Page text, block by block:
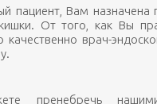
пациент, Вам назначена
От того, как Вы
качественно врач-
пренебречь